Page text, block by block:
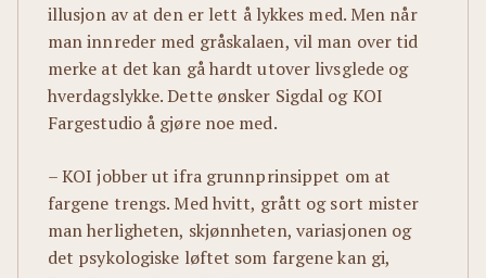
illusjon av at den er lett å lykkes med. Men når
man innreder med gråskalaen, vil man over tid
merke at det kan gå hardt utover livsglede og
hverdagslykke. Dette ønsker Sigdal og KOI
Fargestudio å gjøre noe med.
– KOI jobber ut ifra grunnprinsippet om at
fargene trengs. Med hvitt, grått og sort mister
man herligheten, skjønnheten, variasjonen og
det psykologiske løftet som fargene kan gi,